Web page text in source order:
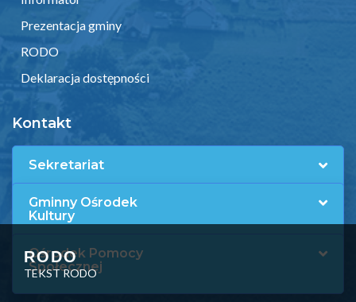
Prezentacja gminy
RODO
Deklaracja dostępności
Kontakt
Sekretariat
Gminny Ośrodek
Kultury
Ośrodek Pomocy
Społecznej
RODO
TEKST RODO